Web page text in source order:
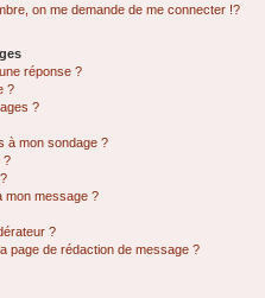
on me demande de me connecter !?
réponse ?
?
?
à mon sondage ?
?
mon message ?
?
page de rédaction de message ?